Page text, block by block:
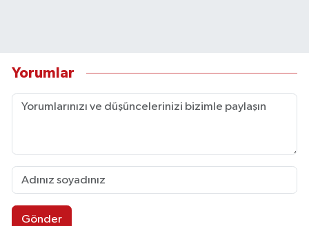
Yorumlar
Gönder